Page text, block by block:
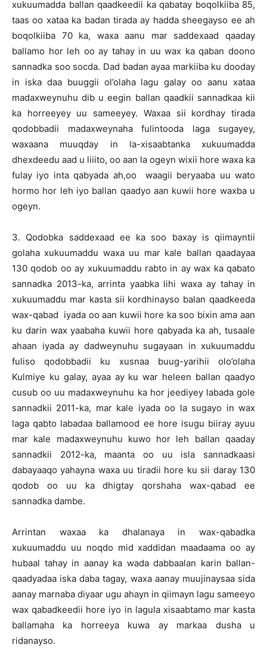
xukuumadda ballan qaadkeedii ka qabatay boqolkiiba 85,
taas oo xataa ka badan tirada ay hadda sheegayso ee ah
boqolkiiba 70 ka, waxa aanu mar saddexaad qaaday
ballamo hor leh oo ay tahay in uu wax ka qaban doono
sannadka soo socda. Dad badan ayaa markiiba ku dooday
in iska daa buuggii ol’olaha lagu galay oo aanu xataa
madaxweynuhu dib u eegin ballan qaadkii sannadkaa kii
ka horreeyey uu sameeyey. Waxaa sii kordhay tirada
qodobbadii madaxweynaha fulintooda laga sugayey,
waxaana muuqday in la-xisaabtanka xukuumadda
dhexdeedu aad u liiito, oo aan la ogeyn wixii hore waxa ka
fulay iyo inta qabyada ah,oo waagii beryaaba uu wato
hormo hor leh iyo ballan qaadyo aan kuwii hore waxba u
ogeyn.
3. Qodobka saddexaad ee ka soo baxay is qiimayntii
golaha xukuumaddu waxa uu mar kale ballan qaadayaa
130 qodob oo ay xukuumaddu rabto in ay wax ka qabato
sannadka 2013-ka, arrinta yaabka lihi waxa ay tahay in
xukuumaddu mar kasta sii kordhinayso balan qaadkeeda
wax-qabad iyada oo aan kuwii hore ka soo bixin ama aan
ku darin wax yaabaha kuwii hore qabyada ka ah, tusaale
ahaan iyada ay dadweynuhu sugayaan in xukuumaddu
fuliso qodobbadii ku xusnaa buug-yarihii olo’olaha
Kulmiye ku galay, ayaa ay ku war heleen ballan qaadyo
cusub oo uu madaxweynuhu ka hor jeediyey labada gole
sannadkii 2011-ka, mar kale iyada oo la sugayo in wax
laga qabto labadaa ballamood ee hore isugu biiray ayuu
mar kale madaxweynuhu kuwo hor leh ballan qaaday
sannadkii 2012-ka, maanta oo uu isla sannadkaasi
dabayaaqo yahayna waxa uu tiradii hore ku sii daray 130
qodob oo uu ka dhigtay qorshaha wax-qabad ee
sannadka dambe.
Arrintan waxaa ka dhalanaya in wax-qabadka
xukuumaddu uu noqdo mid xaddidan maadaama oo ay
hubaal tahay in aanay ka wada dabbaalan karin ballan-
qaadyadaa iska daba tagay, waxa aanay muujinaysaa sida
aanay marnaba diyaar ugu ahayn in qiimayn lagu sameeyo
wax qabadkeedii hore iyo in lagula xisaabtamo mar kasta
ballamaha ka horreeya kuwa ay markaa dusha u
ridanayso.